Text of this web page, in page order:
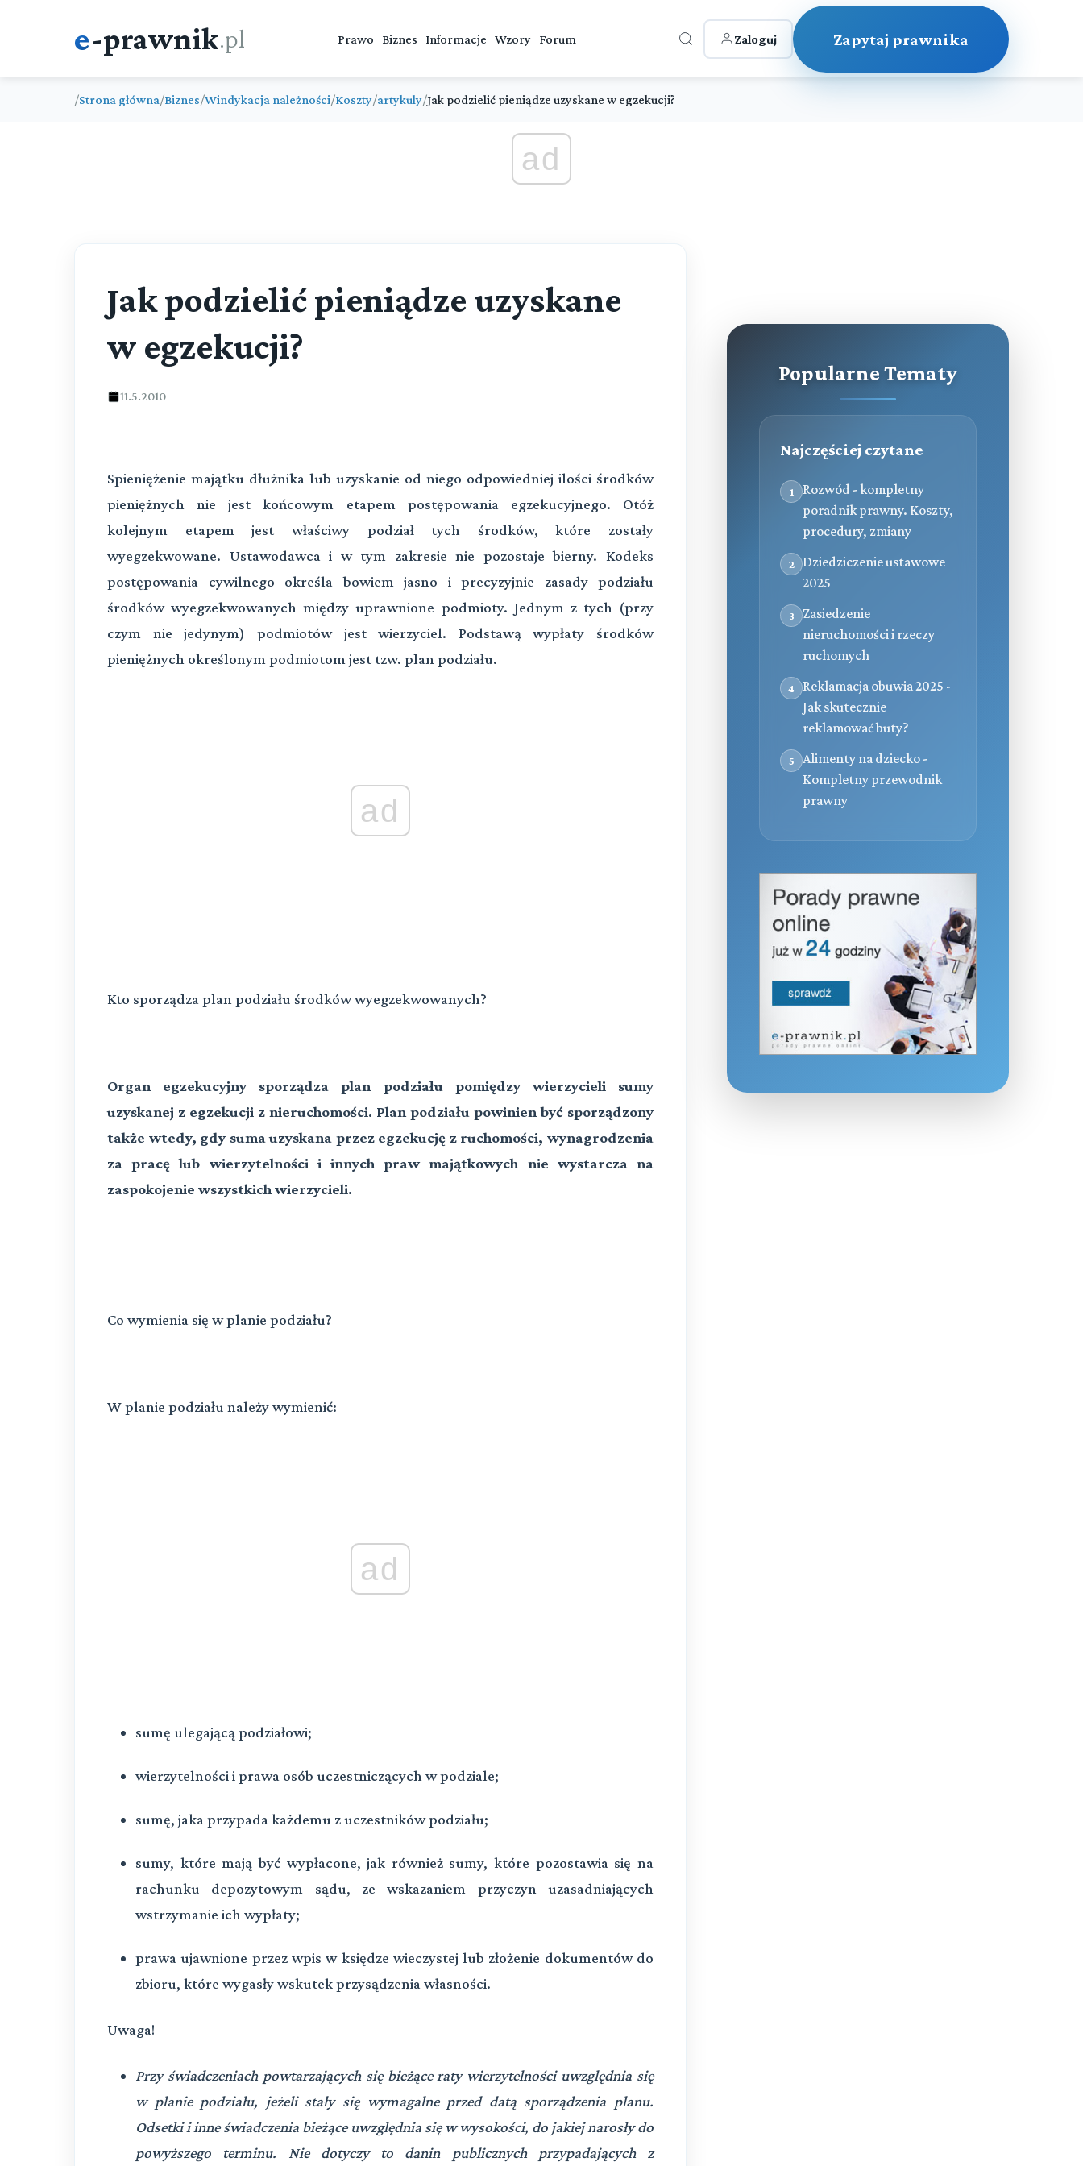
e-prawnik.pl Prawo Biznes Informacje Wzory Forum Zaloguj Zapytaj prawnika
/Strona główna/Biznes/Windykacja należności/Koszty/artykuly/Jak podzielić pieniądze uzyskane w egzekucji?
ad
Jak podzielić pieniądze uzyskane
w egzekucji?
11.5.2010
Spieniężenie majątku dłużnika lub uzyskanie od niego odpowiedniej ilości środków
pieniężnych nie jest końcowym etapem postępowania egzekucyjnego. Otóż
kolejnym etapem jest właściwy podział tych środków, które zostały
wyegzekwowane. Ustawodawca i w tym zakresie nie pozostaje bierny. Kodeks
postępowania cywilnego określa bowiem jasno i precyzyjnie zasady podziału
środków wyegzekwowanych między uprawnione podmioty. Jednym z tych (przy
czym nie jedynym) podmiotów jest wierzyciel. Podstawą wypłaty środków
pieniężnych określonym podmiotom jest tzw. plan podziału.
ad
Kto sporządza plan podziału środków wyegzekwowanych?
Organ egzekucyjny sporządza plan podziału pomiędzy wierzycieli sumy
uzyskanej z egzekucji z nieruchomości. Plan podziału powinien być sporządzony
także wtedy, gdy suma uzyskana przez egzekucję z ruchomości, wynagrodzenia
za pracę lub wierzytelności i innych praw majątkowych nie wystarcza na
zaspokojenie wszystkich wierzycieli.
Co wymienia się w planie podziału?
W planie podziału należy wymienić:
ad
sumę ulegającą podziałowi;
wierzytelności i prawa osób uczestniczących w podziale;
sumę, jaka przypada każdemu z uczestników podziału;
sumy, które mają być wypłacone, jak również sumy, które pozostawia się na
rachunku depozytowym sądu, ze wskazaniem przyczyn uzasadniających
wstrzymanie ich wypłaty;
prawa ujawnione przez wpis w księdze wieczystej lub złożenie dokumentów do
zbioru, które wygasły wskutek przysądzenia własności.
Uwaga!
Przy świadczeniach powtarzających się bieżące raty wierzytelności uwzględnia się
w planie podziału, jeżeli stały się wymagalne przed datą sporządzenia planu.
Odsetki i inne świadczenia bieżące uwzględnia się w wysokości, do jakiej narosły do
powyższego terminu. Nie dotyczy to danin publicznych przypadających z
Popularne Tematy
Najczęściej czytane
1
Rozwód - kompletny
poradnik prawny. Koszty,
procedury, zmiany
2
Dziedziczenie ustawowe
2025
3
Zasiedzenie
nieruchomości i rzeczy
ruchomych
4
Reklamacja obuwia 2025 -
Jak skutecznie
reklamować buty?
5
Alimenty na dziecko -
Kompletny przewodnik
prawny